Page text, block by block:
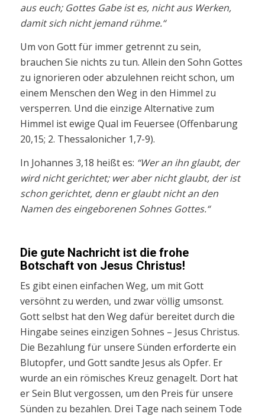
aus euch; Gottes Gabe ist es, nicht aus Werken,
damit sich nicht jemand rühme.“
Um von Gott für immer getrennt zu sein,
brauchen Sie nichts zu tun. Allein den Sohn Gottes
zu ignorieren oder abzulehnen reicht schon, um
einem Menschen den Weg in den Himmel zu
versperren. Und die einzige Alternative zum
Himmel ist ewige Qual im Feuersee (Offenbarung
20,15; 2. Thessalonicher 1,7-9).
In Johannes 3,18 heißt es: “Wer an ihn glaubt, der
wird nicht gerichtet; wer aber nicht glaubt, der ist
schon gerichtet, denn er glaubt nicht an den
Namen des eingeborenen Sohnes Gottes.“
Die gute Nachricht ist die frohe
Botschaft von Jesus Christus!
Es gibt einen einfachen Weg, um mit Gott
versöhnt zu werden, und zwar völlig umsonst.
Gott selbst hat den Weg dafür bereitet durch die
Hingabe seines einzigen Sohnes – Jesus Christus.
Die Bezahlung für unsere Sünden erforderte ein
Blutopfer, und Gott sandte Jesus als Opfer. Er
wurde an ein römisches Kreuz genagelt. Dort hat
er Sein Blut vergossen, um den Preis für unsere
Sünden zu bezahlen. Drei Tage nach seinem Tode